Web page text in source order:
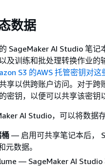
数据
SageMaker AI Studio 笔
及训练和批处理转换作业
S3 的AWS 托管密钥对这
享以供跨账户访问。对于
密钥，以便可以共享该密钥
AI Studio，可以将数据
桶— 启用可共享笔记本后，
元数据。
— SageMaker AI Studio